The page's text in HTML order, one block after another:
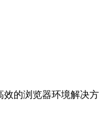
效的浏览器环境解决方